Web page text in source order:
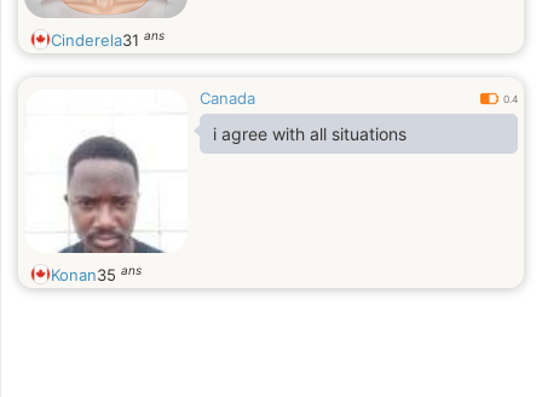
Cinderela31 ans
Canada 0.4
i agree with all situations
Konan35 ans